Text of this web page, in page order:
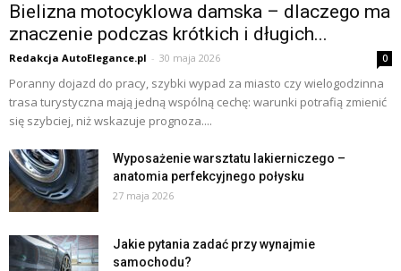
Bielizna motocyklowa damska – dlaczego ma
znaczenie podczas krótkich i długich...
Redakcja AutoElegance.pl - 30 maja 2026 0
Poranny dojazd do pracy, szybki wypad za miasto czy wielogodzinna
trasa turystyczna mają jedną wspólną cechę: warunki potrafią zmienić
się szybciej, niż wskazuje prognoza....
Wyposażenie warsztatu lakierniczego –
anatomia perfekcyjnego połysku
27 maja 2026
Jakie pytania zadać przy wynajmie
samochodu?